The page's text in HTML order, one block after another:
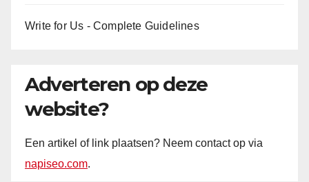
Write for Us - Complete Guidelines
Adverteren op deze
website?
Een artikel of link plaatsen? Neem contact op via
napiseo.com.